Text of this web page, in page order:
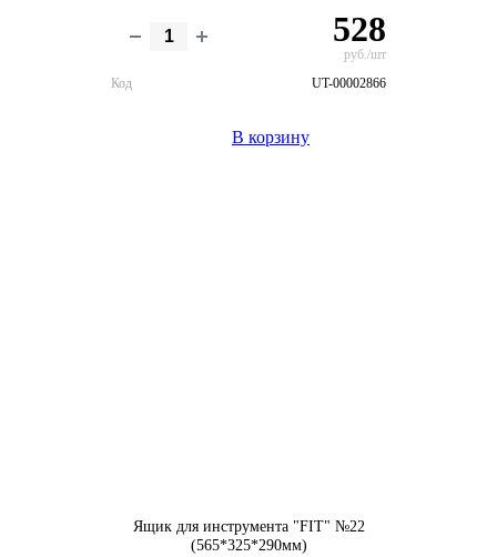
528
руб./шт
Код
UT-00002866
В корзину
Ящик для инструмента "FIT" №22
(565*325*290мм)